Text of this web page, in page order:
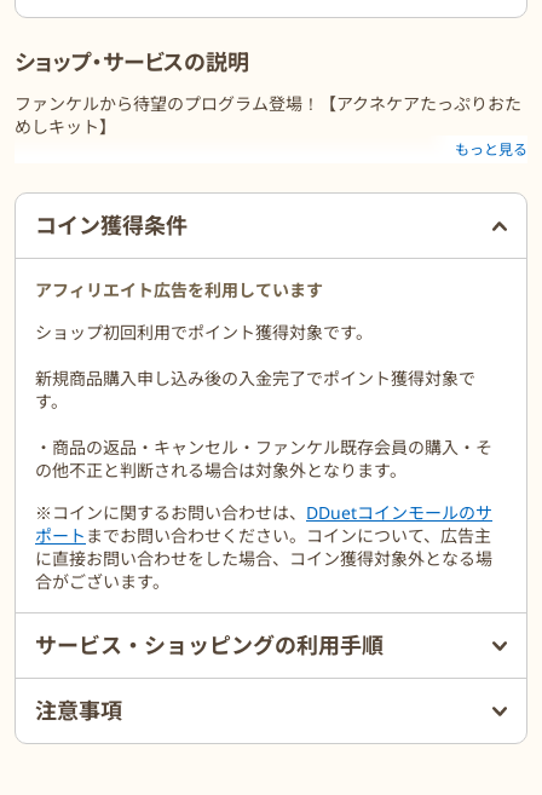
ショップ・サービスの説明
ファンケルから待望のプログラム登場！【アクネケアたっぷりおた
めしキット】
ファンケルの「アクネケア たっぷりおためしキット<薬用>」
化粧液・乳液・にクレンジング、洗顔クリーム速攻美容液がつい
て、ぜ〜んぶ試せる！
ポイント2.
すべ肌に♪
ポイント2.
プルーン酵素エキス（※1）が角質を溶かして毛穴づまりを解消！
ポイント3.
肌に負担となる成分は徹底して不使用！※2だから肌がピリピリ・
ポイント4.
アケビアエキス（※3）がダメージ肌をケアしてつるんとなめらか
素肌に！
※1 プルーン酵素エキス（保湿）
※2 防腐剤、香料、合成色素、石油系界面活性剤、紫外線吸収剤、
殺菌剤不使用
※3 アクビアエキス（保湿）
「ずっと治らなかったあごのニキビ跡の赤みがなくなった」
もっと見る
ご利用前に必ずお読みください
コイン獲得条件
アフィリエイト広告を利用しています
ショップ初回利用でポイント獲得対象です。
新規商品購入申し込み後の入金完了でポイント獲得対象で
す。
・商品の返品・キャンセル・ファンケル既存会員の購入・そ
の他不正と判断される場合は対象外となります。
※コインに関するお問い合わせは、 DDuetコインモールのサ
ポート までお問い合わせください。コインについて、広告主
に直接お問い合わせをした場合、コイン獲得対象外となる場
合がございます。
サービス・ショッピングの利用手順
注意事項